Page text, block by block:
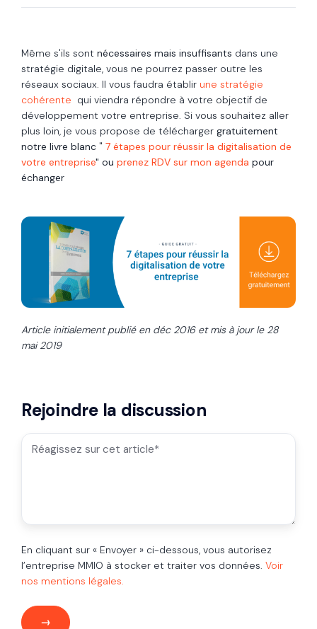
Même s'ils sont nécessaires mais insuffisants dans une
stratégie digitale, vous ne pourrez passer outre les
réseaux sociaux. Il vous faudra établir une stratégie
cohérente qui viendra répondre à votre objectif de
développement votre entreprise. Si vous souhaitez aller
plus loin, je vous propose de télécharger gratuitement
notre livre blanc " 7 étapes pour réussir la digitalisation de
votre entreprise" ou prenez RDV sur mon agenda pour
échanger
Article initialement publié en déc 2016 et mis à jour le 28
mai 2019
Rejoindre la discussion
En cliquant sur « Envoyer » ci-dessous, vous autorisez
l’entreprise MMIO à stocker et traiter vos données. Voir
nos mentions légales.